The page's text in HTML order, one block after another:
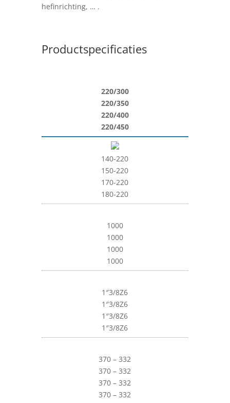
hefinrichting, … .
Productspecificaties
220/300
220/350
220/400
220/450
140-220
150-220
170-220
180-220
1000
1000
1000
1000
1″3/8Z6
1″3/8Z6
1″3/8Z6
1″3/8Z6
370 – 332
370 – 332
370 – 332
370 – 332